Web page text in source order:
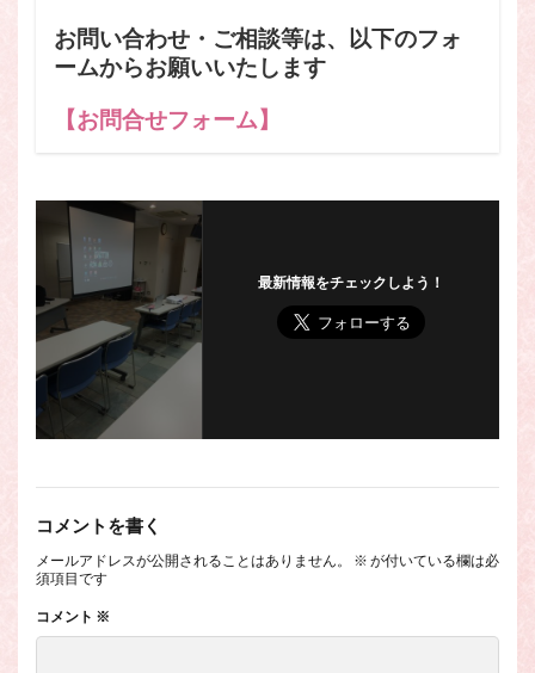
お問い合わせ・ご相談等は、以下のフォ
ームからお願いいたします
【お問合せフォーム】
最新情報をチェックしよう！
コメントを書く
メールアドレスが公開されることはありません。 ※ が付いている欄は必
須項目です
コメント ※